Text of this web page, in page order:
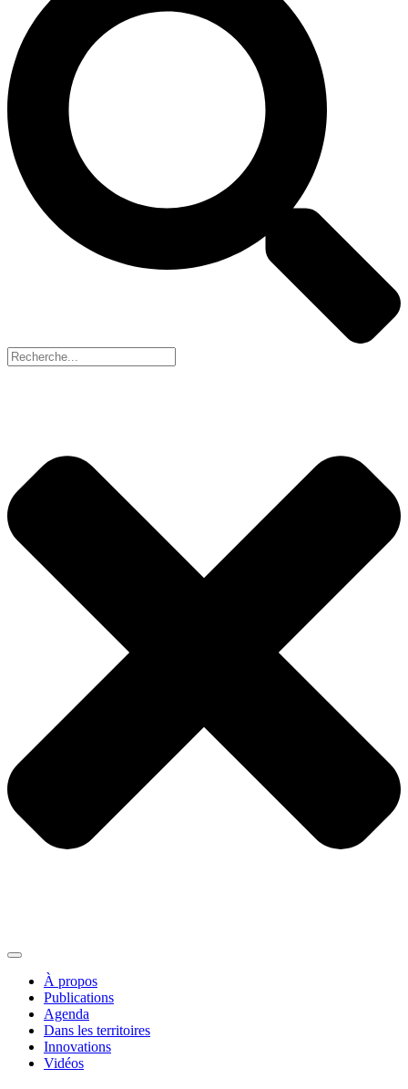
À propos
Publications
Agenda
Dans les territoires
Innovations
Vidéos